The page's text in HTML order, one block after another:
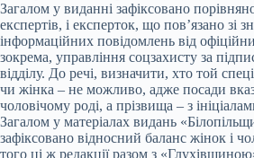
Загалом у виданні зафіксовано
експертів, і експерток, що пов’язано зі
інформаційних повідомлень від
зокрема, управління соцзахисту за
відділу. До речі, визначити, хто той
чи жінка – не можливо, адже посади
чоловічому роді, а прізвища – з
Загалом у матеріалах видань
зафіксовано відносний баланс жінок і
того ці ж редакції разом з